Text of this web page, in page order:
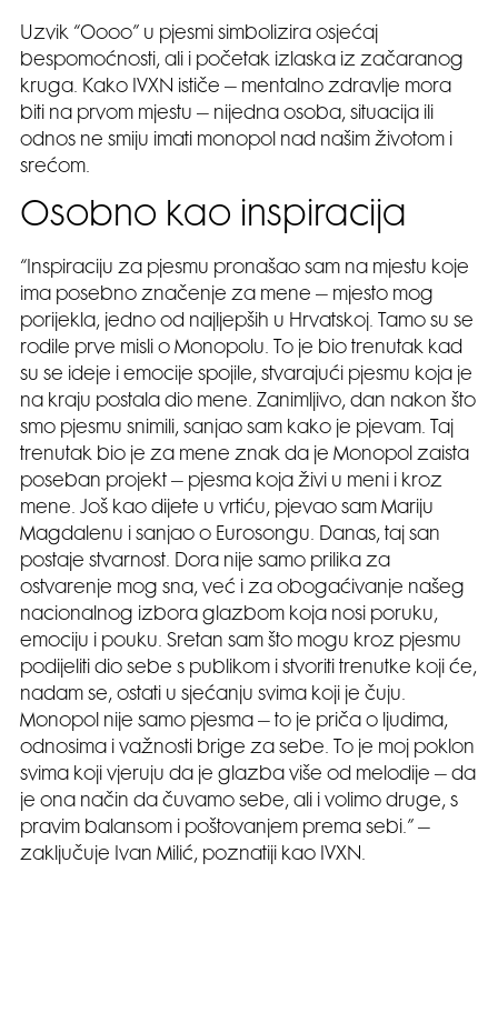
Uzvik “Oooo” u pjesmi simbolizira osjećaj
bespomoćnosti, ali i početak izlaska iz začaranog
kruga. Kako IVXN ističe – mentalno zdravlje mora
biti na prvom mjestu – nijedna osoba, situacija ili
odnos ne smiju imati monopol nad našim životom i
srećom.
Osobno kao inspiracija
“Inspiraciju za pjesmu pronašao sam na mjestu koje
ima posebno značenje za mene – mjesto mog
porijekla, jedno od najljepših u Hrvatskoj. Tamo su se
rodile prve misli o Monopolu. To je bio trenutak kad
su se ideje i emocije spojile, stvarajući pjesmu koja je
na kraju postala dio mene. Zanimljivo, dan nakon što
smo pjesmu snimili, sanjao sam kako je pjevam. Taj
trenutak bio je za mene znak da je Monopol zaista
poseban projekt – pjesma koja živi u meni i kroz
mene. Još kao dijete u vrtiću, pjevao sam Mariju
Magdalenu i sanjao o Eurosongu. Danas, taj san
postaje stvarnost. Dora nije samo prilika za
ostvarenje mog sna, već i za obogaćivanje našeg
nacionalnog izbora glazbom koja nosi poruku,
emociju i pouku. Sretan sam što mogu kroz pjesmu
podijeliti dio sebe s publikom i stvoriti trenutke koji će,
nadam se, ostati u sjećanju svima koji je čuju.
Monopol nije samo pjesma – to je priča o ljudima,
odnosima i važnosti brige za sebe. To je moj poklon
svima koji vjeruju da je glazba više od melodije – da
je ona način da čuvamo sebe, ali i volimo druge, s
pravim balansom i poštovanjem prema sebi.” –
zaključuje Ivan Milić, poznatiji kao IVXN.